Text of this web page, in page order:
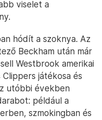
viselet a
hódít a szoknya. Az
Beckham után már
Westbrook amerikai
játékosa és
utóbbi években
például a
szmokingban és